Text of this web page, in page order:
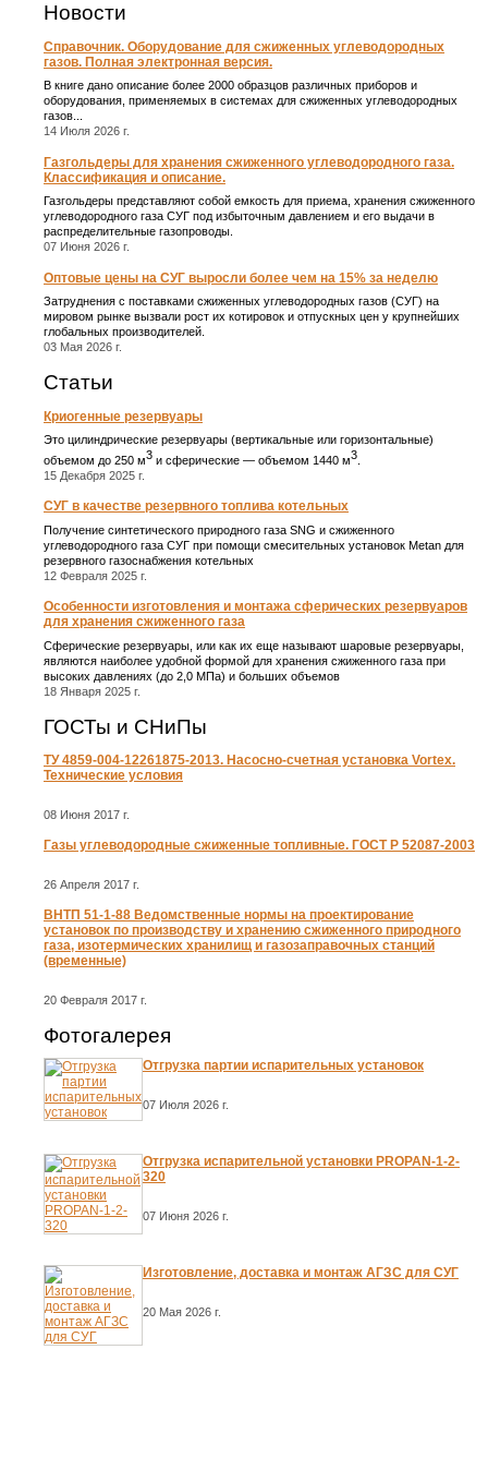
Новости
Справочник. Оборудование для сжиженных углеводородных
газов. Полная электронная версия.
В книге дано описание более 2000 образцов различных приборов и
оборудования, применяемых в системах для сжиженных углеводородных
газов...
14 Июля 2026 г.
Газгольдеры для хранения сжиженного углеводородного газа.
Классификация и описание.
Газгольдеры представляют собой емкость для приема, хранения сжиженного
углеводородного газа СУГ под избыточным давлением и его выдачи в
распределительные газопроводы.
07 Июня 2026 г.
Оптовые цены на СУГ выросли более чем на 15% за неделю
Затруднения с поставками сжиженных углеводородных газов (СУГ) на
мировом рынке вызвали рост их котировок и отпускных цен у крупнейших
глобальных производителей.
03 Мая 2026 г.
Статьи
Криогенные резервуары
Это цилиндрические резервуары (вертикальные или горизонтальные)
объемом до 250 м3 и сферические ― объемом 1440 м3
15 Декабря 2025 г.
СУГ в качестве резервного топлива котельных
Получение синтетического природного газа SNG и сжиженного
углеводородного газа СУГ при помощи смесительных установок Metan для
резервного газоснабжения котельных
12 Февраля 2025 г.
Особенности изготовления и монтажа сферических резервуаров
для хранения сжиженного газа
Сферические резервуары, или как их еще называют шаровые резервуары,
являются наиболее удобной формой для хранения сжиженного газа при
высоких давлениях (до 2,0 МПа) и больших объемов
18 Января 2025 г.
ГОСТы и СНиПы
ТУ 4859-004-12261875-2013. Насосно-счетная установка Vortex.
Технические условия
08 Июня 2017 г.
Газы углеводородные сжиженные топливные. ГОСТ Р 52087-2003
26 Апреля 2017 г.
ВНТП 51-1-88 Ведомственные нормы на проектирование
установок по производству и хранению сжиженного природного
газа, изотермических хранилищ и газозаправочных станций
(временные)
20 Февраля 2017 г.
Фотогалерея
Отгрузка партии испарительных установок
07 Июля 2026 г.
Отгрузка испарительной установки PROPAN-1-2-
320
07 Июня 2026 г.
Изготовление, доставка и монтаж АГЗС для СУГ
20 Мая 2026 г.